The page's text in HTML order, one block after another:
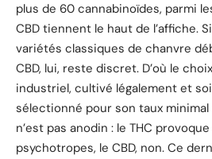
plus de 60 cannabinoïdes, parmi
CBD tiennent le haut de l’affiche.
variétés classiques de chanvre
CBD, lui, reste discret. D’où le
industriel, cultivé légalement et
sélectionné pour son taux minimal
n’est pas anodin : le THC
psychotropes, le CBD, non. Ce